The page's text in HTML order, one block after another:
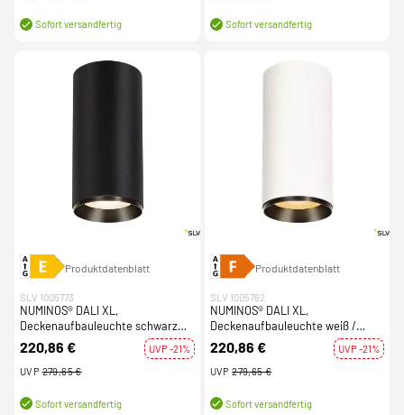
Sofort versandfertig Sofort versandfertig
Produktdatenblatt
SLV 1005773
NUMINOS® DALI XL,
Deckenaufbauleuchte schwarz
36W 4000K 60°
220,86 €
UVP -21%
UVP 279,65 €
Sofort versandfertig
Produktdatenblatt
SLV 1005762
NUMINOS® DALI XL,
Deckenaufbauleuchte weiß /
schwarz 36W 2700K 24°
220,86 €
UVP -21%
UVP 279,65 €
Sofort versandfertig